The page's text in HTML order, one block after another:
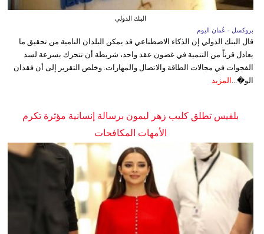
البنك الدولي
بروكسل - عُمان اليوم
قال البنك الدولي إن الذكاء الاصطناعي قد يمكن البلدان النامية من تحقيق ما
يعادل قرناً من التنمية في غضون عقد واحد، شريطة أن تتحرك بسرعة لسد
الفجوات في مجالات الطاقة والاتصال والمهارات. وخلص التقرير إلى أن فقدان
الو�... المزيد
بلقيس تطلق كليب زهر ليمون برسالة إنسانية مؤثرة تكرم
الأمهات المكافحات